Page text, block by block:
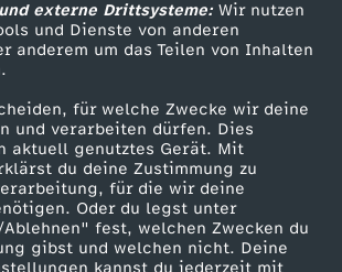
externe Drittsysteme:Wir nutzen
und Dienste von anderen
anderem um das Teilen von Inhalten
für welche Zwecke wir deine
und verarbeiten dürfen. Dies
aktuell genutztes Gerät. Mit
du deine Zustimmung zu
für die wir deine
Oder du legst unter
fest, welchen Zwecken du
gibst und welchen nicht. Deine
kannst du jederzeit mit